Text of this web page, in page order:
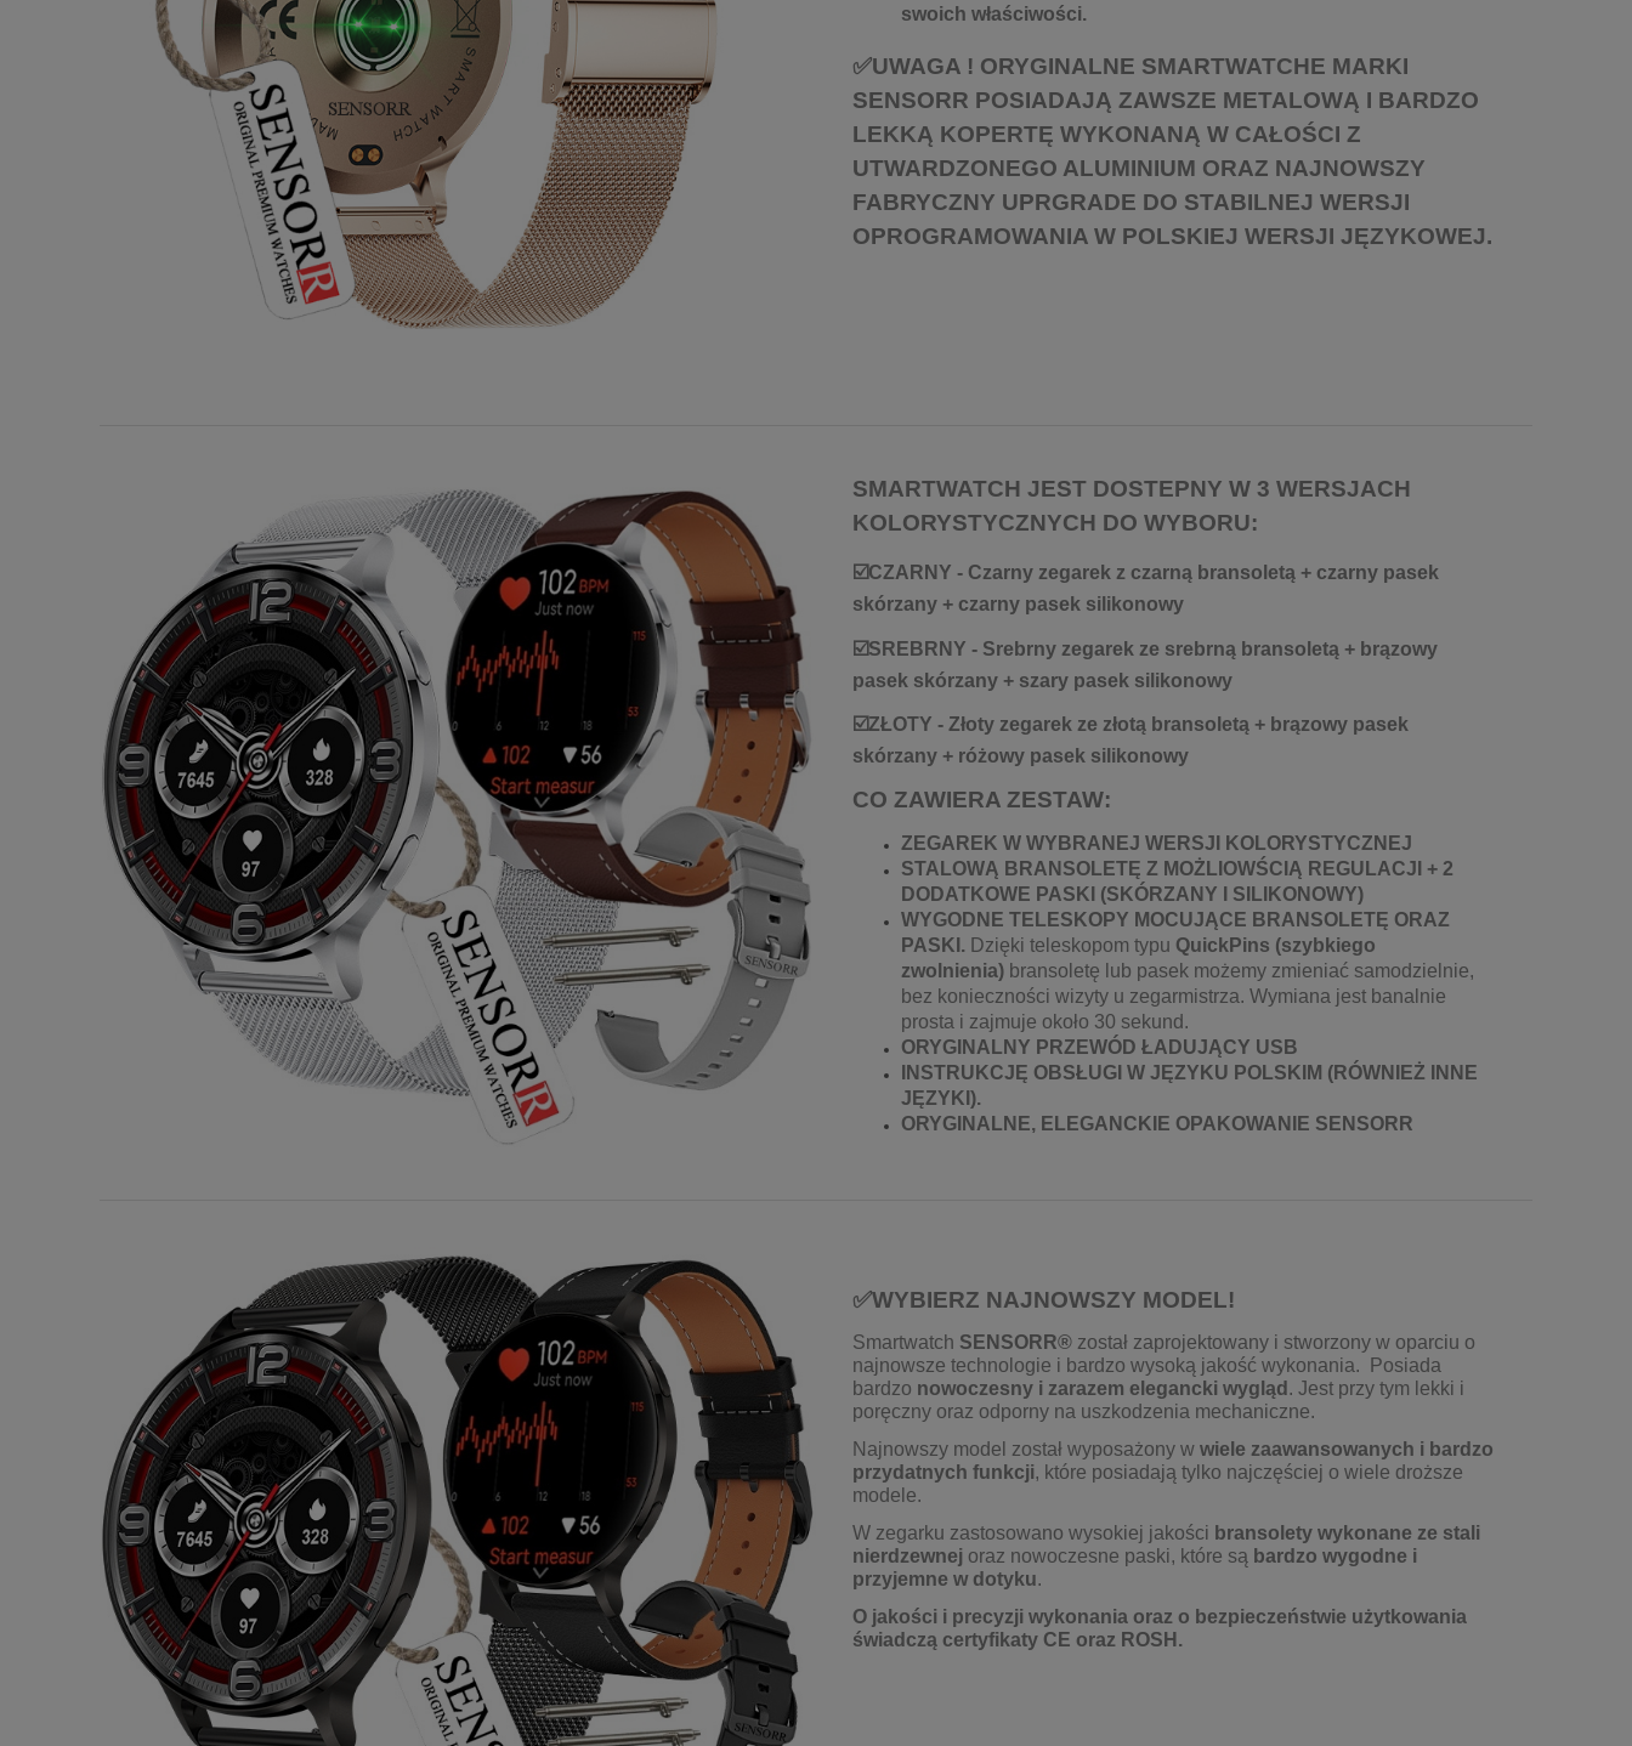
swoich właściwości.
✅UWAGA ! ORYGINALNE SMARTWATCHE MARKI
SENSORR POSIADAJĄ ZAWSZE METALOWĄ I BARDZO
LEKKĄ KOPERTĘ WYKONANĄ W CAŁOŚCI Z
UTWARDZONEGO ALUMINIUM ORAZ NAJNOWSZY
FABRYCZNY UPRGRADE DO STABILNEJ WERSJI
OPROGRAMOWANIA W POLSKIEJ WERSJI JĘZYKOWEJ.
SMARTWATCH JEST DOSTEPNY W 3 WERSJACH
KOLORYSTYCZNYCH DO WYBORU:
☑️CZARNY - Czarny zegarek z czarną bransoletą + czarny pasek
skórzany + czarny pasek silikonowy
☑️SREBRNY - Srebrny zegarek ze srebrną bransoletą + brązowy
pasek skórzany + szary pasek silikonowy
☑️ZŁOTY - Złoty zegarek ze złotą bransoletą + brązowy pasek
skórzany + różowy pasek silikonowy
CO ZAWIERA ZESTAW:
ZEGAREK W WYBRANEJ WERSJI KOLORYSTYCZNEJ
STALOWĄ BRANSOLETĘ Z MOŻLIOWŚCIĄ REGULACJI + 2
DODATKOWE PASKI (SKÓRZANY I SILIKONOWY)
WYGODNE TELESKOPY MOCUJĄCE BRANSOLETĘ ORAZ
PASKI. Dzięki teleskopom typu QuickPins (szybkiego
zwolnienia) bransoletę lub pasek możemy zmieniać samodzielnie,
bez konieczności wizyty u zegarmistrza. Wymiana jest banalnie
prosta i zajmuje około 30 sekund.
ORYGINALNY PRZEWÓD ŁADUJĄCY USB
INSTRUKCJĘ OBSŁUGI W JĘZYKU POLSKIM (RÓWNIEŻ INNE
JĘZYKI).
ORYGINALNE, ELEGANCKIE OPAKOWANIE SENSORR
✅WYBIERZ NAJNOWSZY MODEL!
Smartwatch SENSORR® został zaprojektowany i stworzony w oparciu o
najnowsze technologie i bardzo wysoką jakość wykonania. Posiada
bardzo nowoczesny i zarazem elegancki wygląd . Jest przy tym lekki i
poręczny oraz odporny na uszkodzenia mechaniczne.
Najnowszy model został wyposażony w wiele zaawansowanych i bardzo
przydatnych funkcji, które posiadają tylko najczęściej o wiele droższe
modele.
W zegarku zastosowano wysokiej jakości bransolety wykonane ze stali
nierdzewnej oraz nowoczesne paski, które są bardzo wygodne i
przyjemne w dotyku.
O jakości i precyzji wykonania oraz o bezpieczeństwie użytkowania
świadczą certyfikaty CE oraz ROSH.